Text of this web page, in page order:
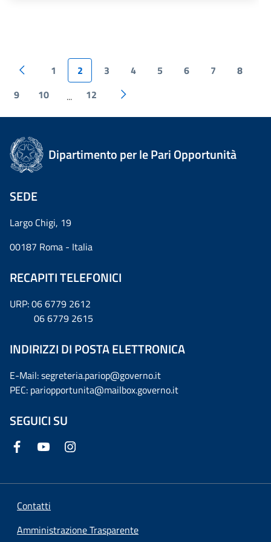
1 2 3 4 5 6 7
8
9
10 ... 12
Dipartimento per le Pari Opportunità
SEDE
Largo Chigi, 19
00187 Roma - Italia
RECAPITI TELEFONICI
URP: 06 6779 2612
06 6779 2615
INDIRIZZI DI POSTA ELETTRONICA
E-Mail: segreteria.pariop@governo.it
PEC: pariopportunita@mailbox.governo.it
SEGUICI SU
Contatti
Amministrazione Trasparente